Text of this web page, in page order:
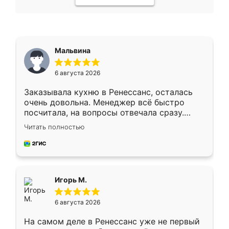
Мальвина
6 августа 2026
Заказывала кухню в Ренессанс, осталась
очень довольна. Менеджер всё быстро
посчитала, на вопросы отвечала сразу.
Замерщик приехал в субботу, подошёл к
делу со всей ответственностью. Собрали
за день, ребята работали аккуратно, даже
Читать полностью
Игорь М.
6 августа 2026
На самом деле в Ренессанс уже не первый